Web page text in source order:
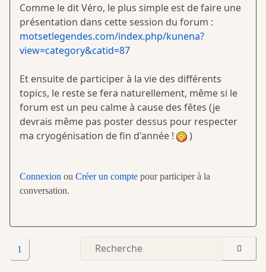
Comme le dit Véro, le plus simple est de faire une
présentation dans cette session du forum :
motsetlegendes.com/index.php/kunena?
view=category&catid=87
Et ensuite de participer à la vie des différents
topics, le reste se fera naturellement, même si le
forum est un peu calme à cause des fêtes (je
devrais même pas poster dessus pour respecter
ma cryogénisation de fin d'année !
)
Connexion ou Créer un compte pour participer à la
conversation.
1